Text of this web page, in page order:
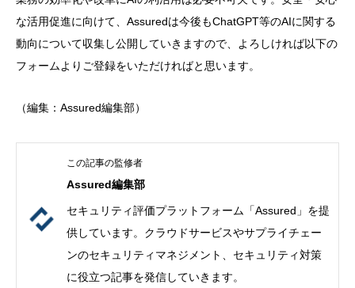
な活用促進に向けて、Assuredは今後もChatGPT等のAIに関する
動向について収集し公開していきますので、よろしければ以下の
フォームよりご登録をいただければと思います。
（編集：Assured編集部）
Assured編集部
セキュリティ評価プラットフォーム「Assured」を提
供しています。クラウドサービスやサプライチェー
ンのセキュリティマネジメント、セキュリティ対策
に役立つ記事を発信していきます。